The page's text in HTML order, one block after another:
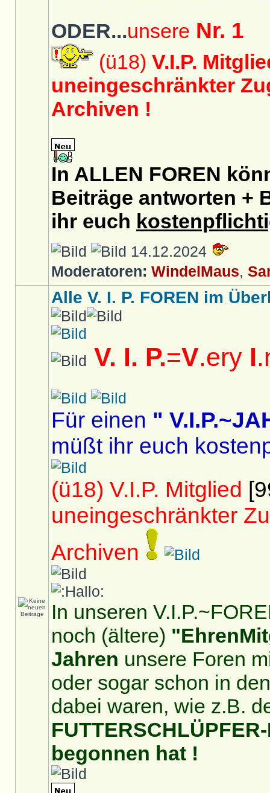
ODER...unsere Nr. 1
(ü18) V.I.P.
uneingeschränkter
Archiven !
In ALLEN FOREN
Beiträge antworten +
ihr euch
14.12.2024
Moderatoren: WindelMaus,
Alle V. I. P. FOREN im
V. I. P.=V.ery I
Für einen "
müßt ihr euch
(ü18) V.I.P. Mitglied
uneingeschränkter
Archiven
In unseren
noch (ältere)
Jahren unsere Foren
oder sogar schon in
dabei waren, wie z.B.
begonnen hat !